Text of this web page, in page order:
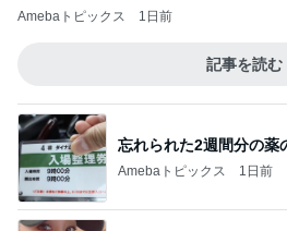
Amebaトピックス 1日前
記事を読む
忘れられた2週間分の薬
Amebaトピックス 1日前